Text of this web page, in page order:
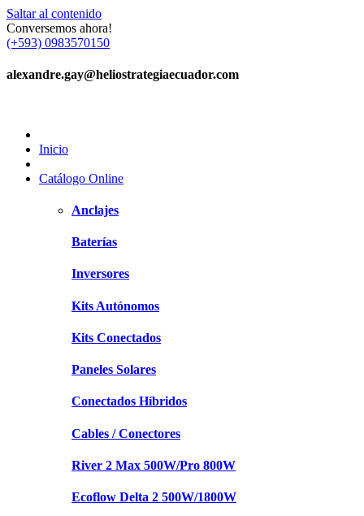
Saltar al contenido
Conversemos ahora!
(+593) 0983570150
alexandre.gay@heliostrategiaecuador.com
Inicio
Catálogo Online
Anclajes
Baterías
Inversores
Kits Autónomos
Kits Conectados
Paneles Solares
Conectados Híbridos
Cables / Conectores
River 2 Max 500W/Pro 800W
Ecoflow Delta 2 500W/1800W